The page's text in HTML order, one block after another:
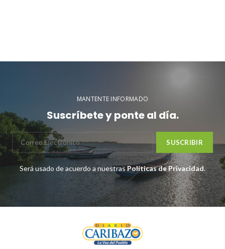
MANTENTE INFORMADO
Suscríbete y ponte al día.
Será usado de acuerdo a nuestrasPolíticas de Privacidad.